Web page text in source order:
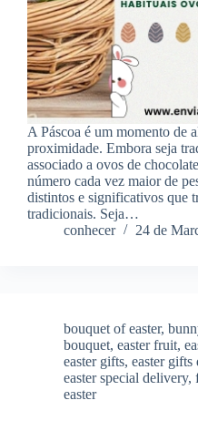
A Páscoa é um momento de
proximidade. Embora seja
associado a ovos de
número cada vez maior de
distintos e significativos que
tradicionais. Seja…
conhecer
24 de
bouquet of easter,
bouquet, easter fruit,
easter gifts, easter gifts
easter special delivery,
easter